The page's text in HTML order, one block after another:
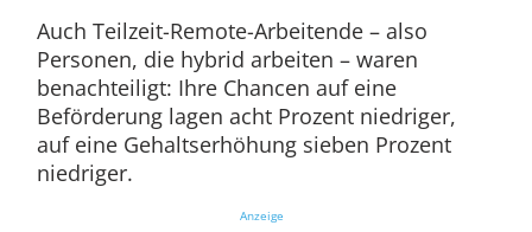
Auch Teilzeit-Remote-Arbeitende – also
Personen, die hybrid arbeiten – waren
benachteiligt: Ihre Chancen auf eine
Beförderung lagen acht Prozent niedriger,
auf eine Gehaltserhöhung sieben Prozent
niedriger.
Anzeige